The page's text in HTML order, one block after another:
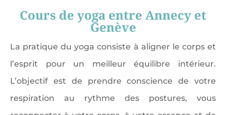
Cours de yoga entre Annecy et
Genève
La pratique du yoga consiste à aligner le corps et
l’esprit pour un meilleur équilibre intérieur.
L’objectif est de prendre conscience de votre
respiration au rythme des postures, vous